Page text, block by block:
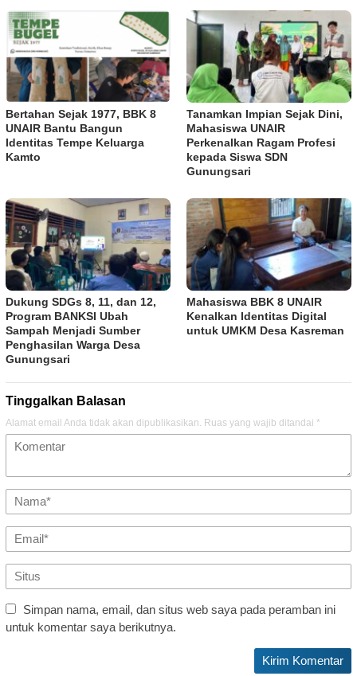
Bertahan Sejak 1977, BBK 8
UNAIR Bantu Bangun
Identitas Tempe Keluarga
Kamto
Tanamkan Impian Sejak Dini,
Mahasiswa UNAIR
Perkenalkan Ragam Profesi
kepada Siswa SDN
Gunungsari
Dukung SDGs 8, 11, dan 12,
Program BANKSI Ubah
Sampah Menjadi Sumber
Penghasilan Warga Desa
Gunungsari
Mahasiswa BBK 8 UNAIR
Kenalkan Identitas Digital
untuk UMKM Desa Kasreman
Tinggalkan Balasan
Alamat email Anda tidak akan dipublikasikan. Ruas yang wajib ditandai *
Simpan nama, email, dan situs web saya pada peramban ini
untuk komentar saya berikutnya.